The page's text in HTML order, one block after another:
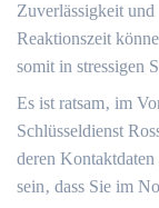
Zuverlässigkeit
Reaktionszeit
somit in stressigen
Es ist ratsam‚ im
Schlüsseldienst
deren
sein‚ dass Sie im